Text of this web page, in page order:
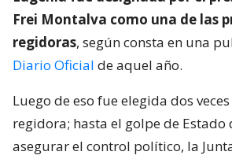
Frei Montalva como una de las
regidoras, según consta en una
Diario Oficial de aquel año.
Luego de eso fue elegida dos
regidora; hasta el golpe de Estado
asegurar el control político, la